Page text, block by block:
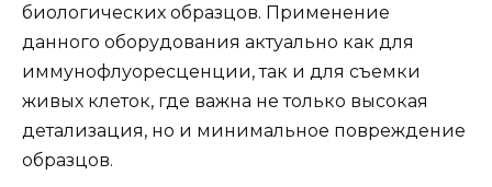
биологических образцов. Применение
данного оборудования актуально как для
иммунофлуоресценции, так и для съемки
живых клеток, где важна не только высокая
детализация, но и минимальное повреждение
образцов.